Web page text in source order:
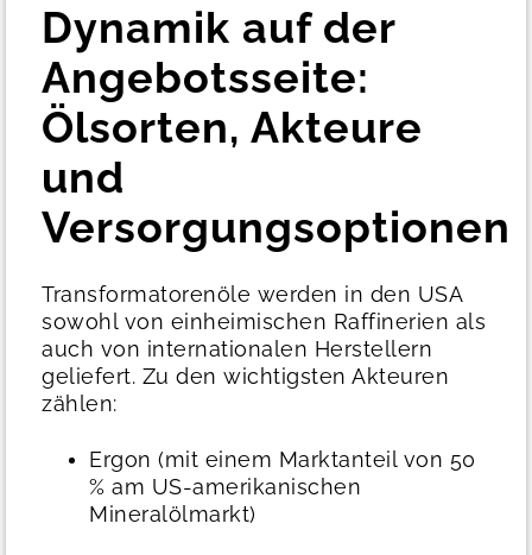
Dynamik auf der
Angebotsseite:
Ölsorten, Akteure
und
Versorgungsoptionen
Transformatorenöle werden in den USA
sowohl von einheimischen Raffinerien als
auch von internationalen Herstellern
geliefert. Zu den wichtigsten Akteuren
zählen:
Ergon (mit einem Marktanteil von 50
% am US-amerikanischen
Mineralölmarkt)